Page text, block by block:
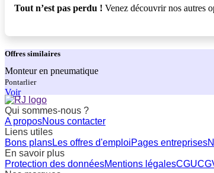
Tout n’est pas perdu ! Venez découvrir nos autres
Offres similaires
Monteur en pneumatique
Pontarlier
Voir
Qui sommes-nous ?
A proposNous contacter
Liens utiles
Bons plansLes offres d'emploiPages entreprises
En savoir plus
Protection des donnéesMentions légalesCGU